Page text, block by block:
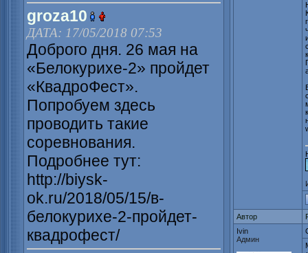
groza10
ДАТА: 17/05/2018 07:53
Доброго дня. 26 мая на
«Белокурихе-2» пройдет
«КвадроФест».
Попробуем здесь
проводить такие
соревнования.
Подробнее тут:
http://biysk-
ok.ru/2018/05/15/в-
белокурихе-2-пройдет-
квадрофест/
Автор
Ivin
Админ